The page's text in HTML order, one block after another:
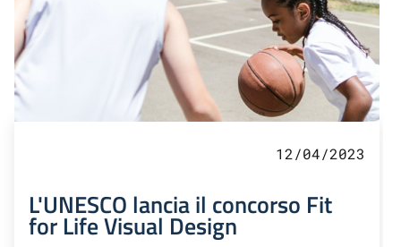
12/04/2023
L'UNESCO lancia il concorso Fit
for Life Visual Design